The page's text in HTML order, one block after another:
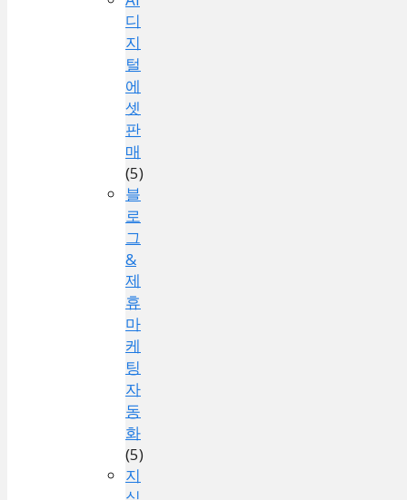
디
지
털
에
셋
판
매
(5)
블
로
그
&
제
휴
마
케
팅
자
동
화
(5)
지